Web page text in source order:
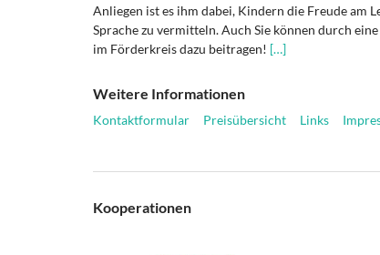
Anliegen ist es ihm dabei, Kindern die Freude am
Sprache zu vermitteln. Auch Sie können durch
im Förderkreis dazu beitragen! […]
Weitere Informationen
Kontaktformular Preisübersicht Links
Kooperationen